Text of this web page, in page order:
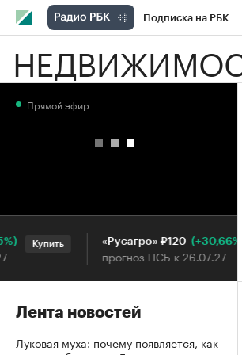
Подписка на РБК
РБК Вино Спорт
Прямой эфир
Купить «Русагро» ₽120 (+30,66%)
прогноз ПСБ к 26.07.27
Лента новостей
Луковая муха: почему появляется, как